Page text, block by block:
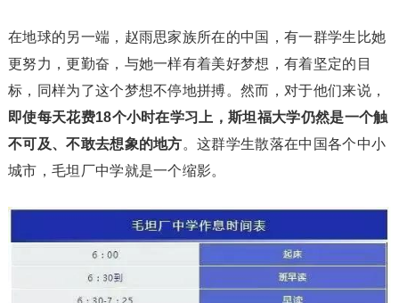
在地球的另一端，赵雨思家族所在的中国，有一群学生比她
更努力，更勤奋，与她一样有着美好梦想，有着坚定的目
标，同样为了这个梦想不停地拼搏。然而，对于他们来说，
即使每天花费18个小时在学习上，斯坦福大学仍然是一个触
不可及、不敢去想象的地方。这群学生散落在中国各个中小
城市，毛坦厂中学就是一个缩影。